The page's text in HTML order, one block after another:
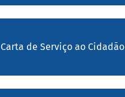
Carta de Serviço ao Cidadão